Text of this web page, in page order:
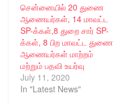
சென்னையில் 20 துணை
ஆணையர்கள், 14 மாவட்ட
SP-க்கள்,8 துறை சார் SP-
க்கள், 8 பிற மாவட்ட துணை
ஆணையர்கள் மாற்றம்
மற்றும் பதவி உயர்வு
July 11, 2020
In "Latest News"